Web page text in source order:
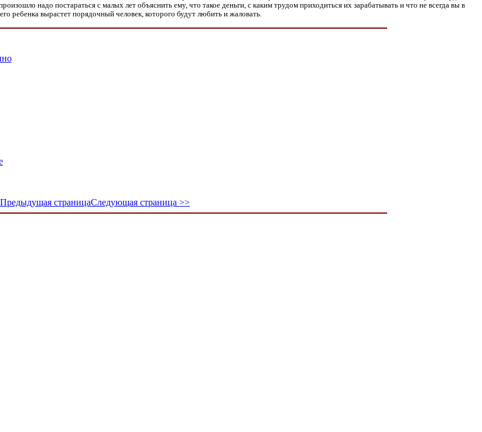
надо постараться с малых лет объяснить ему, что такое деньги, с каким трудом приходиться их зарабатывать и что не всегда вы в
ребенка вырастет порядочный человек, которого будут любить и жаловать.
страницаСледующая страница >>